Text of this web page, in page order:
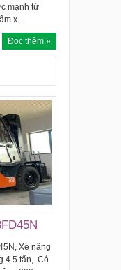
mạnh từ
x…
Đọc thêm »
Xe nâng
4.5 tấn, Có